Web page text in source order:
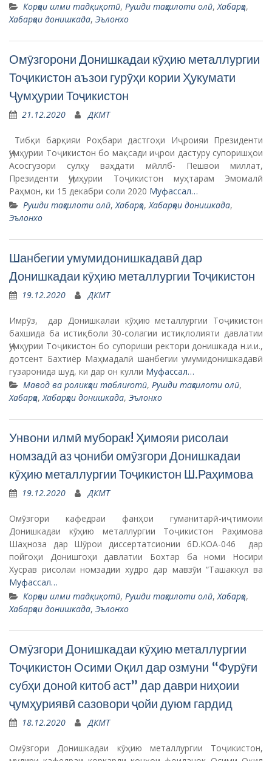
Корҳои илми тадқиқотӣ, Рушди таҳсилоти олӣ,Хабарҳо,
Хабарҳои донишкада, Эълонхо
Омӯзгорони Донишкадаи кӯҳию металлургии
Тоҷикистон аъзои гурӯҳи кории Ҳукумати
Ҷумҳурии Тоҷикистон
21.12.2020 ДКМТ
Тибқи барқияи Роҳбари дастгоҳи Иҷроияи Президенти
Ҷумҳурии Тоҷикистон бо мақсади иҷрои дастуру супоришҳои
Асосгузори сулҳу ваҳдати мӣллб- Пешвои миллат,
Президенти Ҷумҳурии Тоҷикистон муҳтарам Эмомалӣ
Раҳмон, ки 15 декабри соли 2020 Муфассал…
Рушди таҳсилоти олӣ, Хабарҳо, Хабарҳои донишкада,
Эълонхо
Шанбегии умумидонишкадавӣ дар
Донишкадаи кӯҳию металлургии Тоҷикистон
19.12.2020 ДКМТ
Имрӯз, дар Донишкалаи кӯҳию металлургии Тоҷикистон
бахшида ба истиқболи 30-солагии истиқлолияти давлатии
Ҷумҳурии Тоҷикистон бо супориши ректори донишкада н.и.и.,
дотсент Бахтиёр Маҳмадалӣ шанбегии умумидонишкадавӣ
гузаронида шуд, ки дар он кулли Муфассал…
Мавод ва роликҳои таблиғотӣ, Рушди таҳсилоти олӣ,
Хабарҳо,Хабарҳои донишкада, Эълонхо
Унвони илмӣ муборак! Ҳимояи рисолаи
номзадӣ аз ҷониби омӯзгори Донишкадаи
кӯҳию металлургии Тоҷикистон Ш.Раҳимова
19.12.2020 ДКМТ
Омӯзгори кафедраи фанҳои гуманитарӣ-иҷтимоии
Донишкадаи кӯҳию металлургии Тоҷикистон Раҳимова
Шаҳноза дар Шӯрои диссертатсионии 6D.KOA-046 дар
пойгоҳи Донишгоҳи давлатии Бохтар ба номи Носири
Хусрав рисолаи номзадии худро дар мавзӯи “Ташаккул ва
Муфассал…
Корҳои илми тадқиқотӣ, Рушди таҳсилоти олӣ, Хабарҳо,
Хабарҳои донишкада, Эълонхо
Омӯзгори Донишкадаи кӯҳию металлургии
Тоҷикистон Осими Оқил дар озмуни “Фурӯғи
субҳи доноӣ китоб аст” дар даври ниҳоии
ҷумҳуриявӣ сазовори ҷойи дуюм гардид
18.12.2020 ДКМТ
Омӯзгори Донишкадаи кӯҳию металлургии Тоҷикистон,